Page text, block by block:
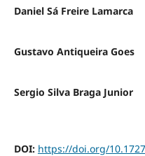
Daniel Sá Freire Lamarca
Gustavo Antiqueira Goes
Sergio Silva Braga Junior
DOI: https://doi.org/